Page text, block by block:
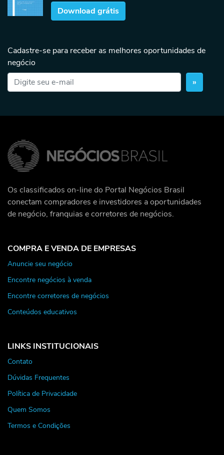
Download grátis
Cadastre-se para receber as melhores oportunidades de
negócio
»
Os classificados on-line do Portal Negócios Brasil
conectam compradores e investidores a oportunidades
de negócio, franquias e corretores de negócios.
COMPRA E VENDA DE EMPRESAS
Anuncie seu negócio
Encontre negócios à venda
Encontre corretores de negócios
Conteúdos educativos
LINKS INSTITUCIONAIS
Contato
Dúvidas Frequentes
Política de Privacidade
Quem Somos
Termos e Condições